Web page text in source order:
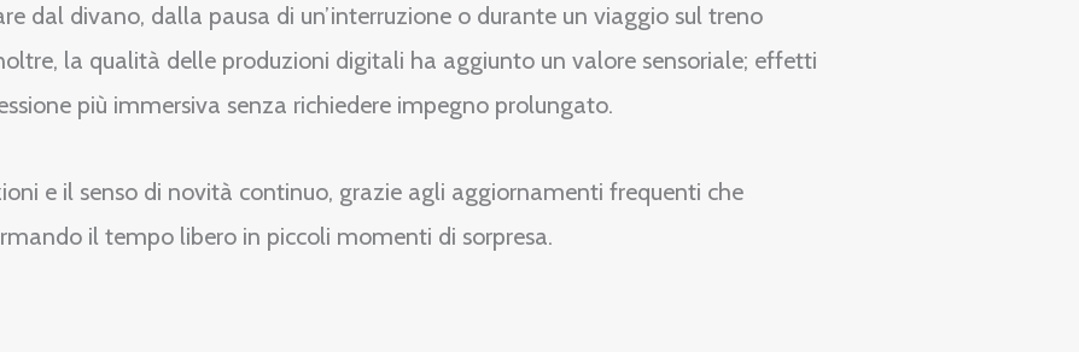
dal divano, dalla pausa di un’interruzione o durante un viaggio sul treno
la qualità delle produzioni digitali ha aggiunto un valore sensoriale; effetti
più immersiva senza richiedere impegno prolungato.
e il senso di novità continuo, grazie agli aggiornamenti frequenti che
il tempo libero in piccoli momenti di sorpresa.